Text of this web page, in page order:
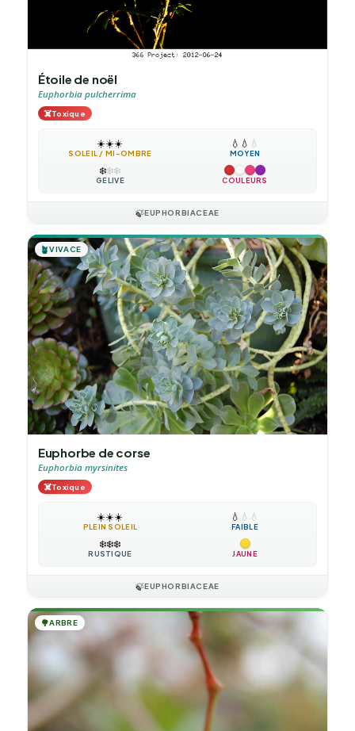
Étoile de noël
Euphorbia pulcherrima
☠️Toxique
☀️☀️☀️
SOLEIL / MI-OMBRE
💧 💧 💧
MOYEN
❄️❄️❄️
GÉLIVE COULEURS
🍃EUPHORBIACEAE
🪴VIVACE
Euphorbe de corse
Euphorbia myrsinites
☠️Toxique
☀️☀️☀️
PLEIN SOLEIL
💧 💧 💧
FAIBLE
❄️❄️❄️
RUSTIQUE JAUNE
🍃EUPHORBIACEAE
🌳ARBRE